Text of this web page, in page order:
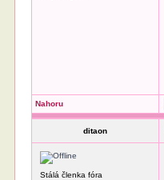
Nahoru
ditaon
Stálá členka fóra